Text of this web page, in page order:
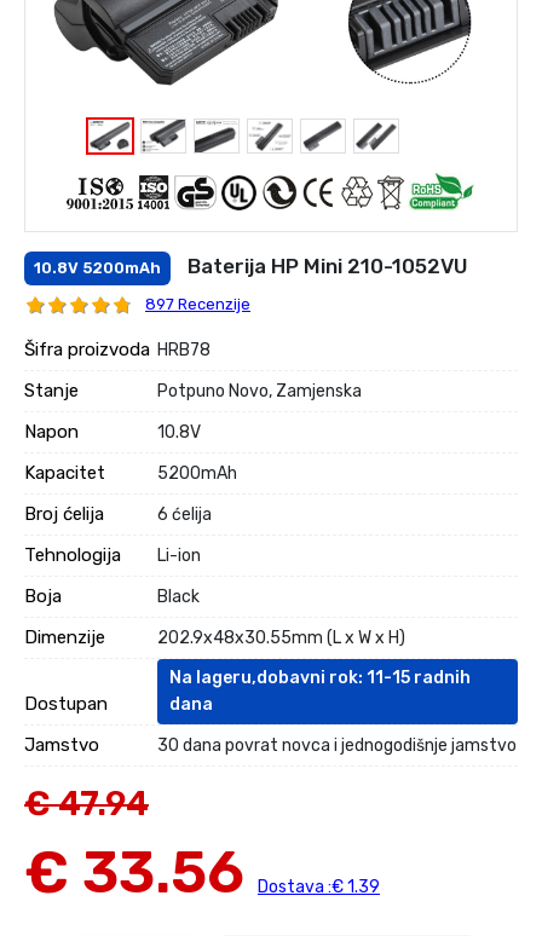
10.8V 5200mAh Baterija HP Mini 210-1052VU
897 Recenzije
Šifra proizvoda HRB78
Stanje Potpuno Novo, Zamjenska
Napon 10.8V
Kapacitet 5200mAh
Broj ćelija 6 ćelija
Tehnologija Li-ion
Boja Black
Dimenzije 202.9x48x30.55mm (L x W x H)
Dostupan
Na lageru,dobavni rok: 11-15 radnih
dana
Jamstvo 30 dana povrat novca i jednogodišnje jamstvo
€ 47.94
€ 33.56 Dostava :€ 1.39